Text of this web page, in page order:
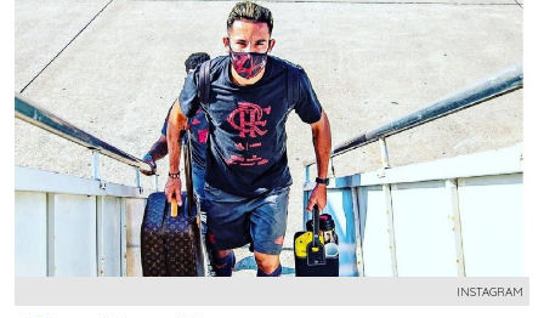
INSTAGRAM